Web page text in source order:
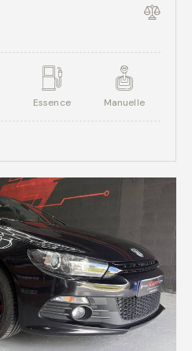
Essence Manuelle